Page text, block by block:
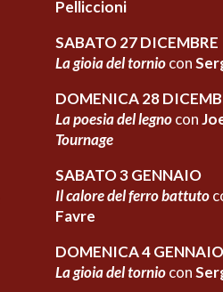
Pelliccioni
SABATO 27 DICEMBRE
La gioia del torniocon
DOMENICA 28
La poesia del legnocon
Tournage
SABATO 3 GENNAIO
Il calore del ferro battuto
Favre
DOMENICA 4 GENNAIO
La gioia del torniocon